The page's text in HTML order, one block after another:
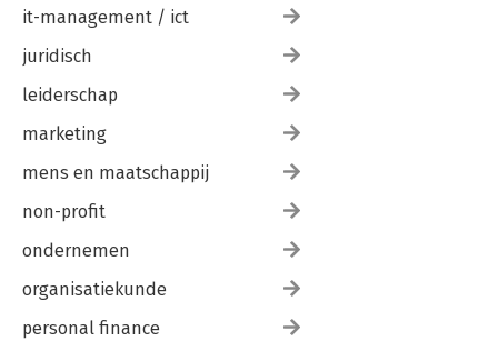
it-management / ict
juridisch
leiderschap
marketing
mens en maatschappij
non-profit
ondernemen
organisatiekunde
personal finance